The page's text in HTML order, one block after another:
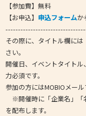
【参加費】無料
【お申込】 申込フォームか
その際に、タイトル欄には
さい。
開催日、イベントタイト
力必須です。
参加の方にはMOBIOメー
※開催時に「企業名」「
を配布します。